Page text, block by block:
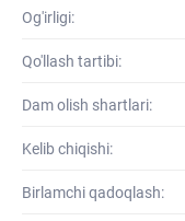
Og'irligi:
Qo'llash tartibi:
Dam olish shartlari:
Kelib chiqishi:
Birlamchi qadoqlash: